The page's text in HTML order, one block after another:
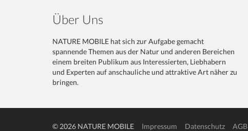
Über Uns
NATURE MOBILE hat sich zur Aufgabe gemacht
spannende Themen aus der Natur und anderen Bereichen
einem breiten Publikum aus Interessierten, Liebhabern
und Experten auf anschauliche und attraktive Art näher zu
bringen.
© 2026 NATURE MOBILE Impressum Datenschutz AGB